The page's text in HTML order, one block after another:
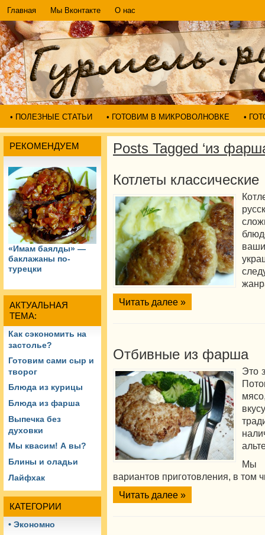
Главная Мы Вконтакте О нас
• ПОЛЕЗНЫЕ СТАТЬИ • ГОТОВИМ В МИКРОВОЛНОВКЕ •
РЕКОМЕНДУЕМ
«Имам баялды» —
баклажаны по-
турецки
АКТУАЛЬНАЯ
ТЕМА:
Как сэкономить на
застолье?
Готовим сами сыр и
творог
Блюда из курицы
Блюда из фарша
Выпечка без
духовки
Мы квасим! А вы?
Блины и оладьи
Лайфхак
КАТЕГОРИИ
• Экономно
Posts Tagged ‘из
Котлеты классические
Читать далее »
Отбивные из фарша
Это
Мы
вариантов приготовления, в том
Читать далее »